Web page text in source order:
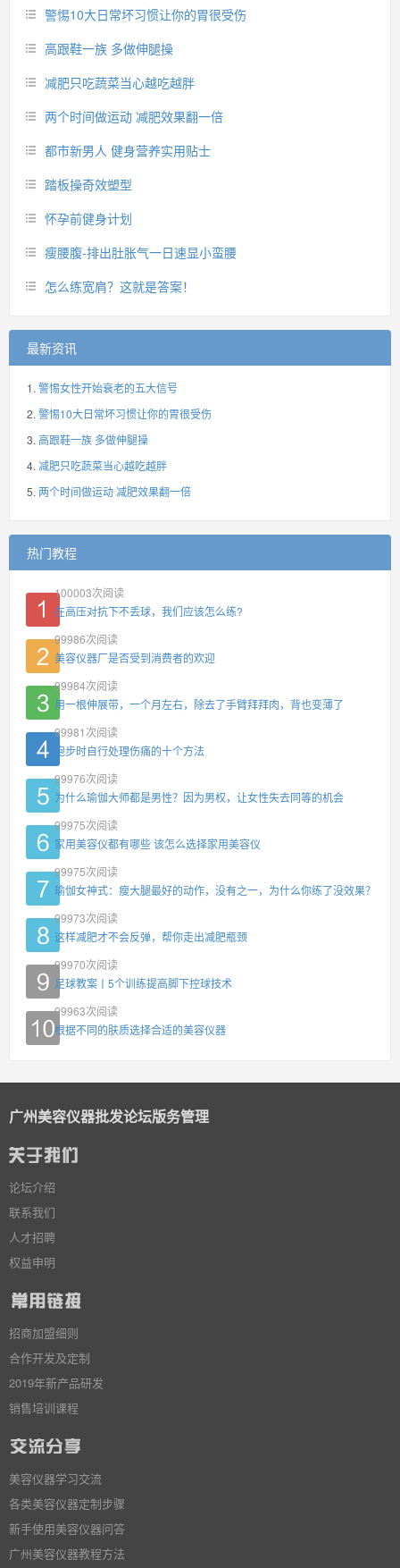
警惕10大日常坏习惯让你的胃很受伤
高跟鞋一族 多做伸腿操
减肥只吃蔬菜当心越吃越胖
两个时间做运动 减肥效果翻一倍
都市新男人 健身营养实用贴士
踏板操奇效塑型
怀孕前健身计划
瘦腰腹-排出肚胀气一日速显小蛮腰
怎么练宽肩？这就是答案！
最新资讯
警惕女性开始衰老的五大信号
警惕10大日常坏习惯让你的胃很受伤
高跟鞋一族 多做伸腿操
减肥只吃蔬菜当心越吃越胖
两个时间做运动 减肥效果翻一倍
热门教程
100003次阅读
在高压对抗下不丢球，我们应该怎么练?
99986次阅读
美容仪器厂是否受到消费者的欢迎
99984次阅读
用一根伸展带，一个月左右，除去了手臂拜拜肉，背也变薄了
99981 次阅读
跑步时自行处理伤痛的十个方法
99976次阅读
为什么瑜伽大师都是男性？因为男权，让女性失去同等的机会
99975次阅读
家用美容仪都有哪些 该怎么选择家用美容仪
99975次阅读
瑜伽女神式：瘦大腿最好的动作，没有之一，为什么你练了没效果？
99973次阅读
这样减肥才不会反弹，帮你走出减肥瓶颈
99970次阅读
足球教案丨5个训练提高脚下控球技术
99963次阅读
根据不同的肤质选择合适的美容仪器
广州美容仪器批发论坛版务管理
论坛介绍
联系我们
人才招聘
权益申明
招商加盟细则
合作开发及定制
2019年新产品研发
销售培训课程
美容仪器学习交流
各类美容仪器定制步骤
新手使用美容仪器问答
广州美容仪器教程方法